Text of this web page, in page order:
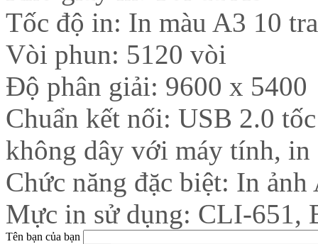
Tốc độ in: In màu A3 10
Vòi phun: 5120 vòi
Độ phân giải: 9600 x 5400
Chuẩn kết nối: USB 2.0
không dây với máy tính, in
Chức năng đặc biệt: In
Mực in sử dụng: CLI-651,
Tên bạn của bạn